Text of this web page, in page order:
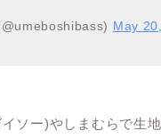
May
ソー)やしまむらで生